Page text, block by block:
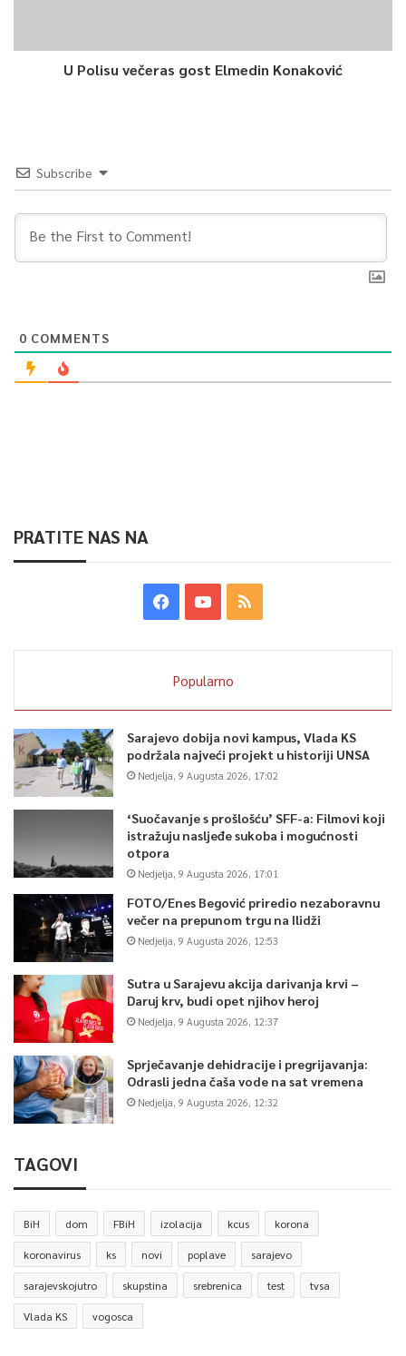
U Polisu večeras gost Elmedin Konaković
Subscribe
0 COMMENTS
PRATITE NAS NA
Popularno
Sarajevo dobija novi kampus, Vlada KS
podržala najveći projekt u historiji UNSA
Nedjelja, 9 Augusta 2026, 17:02
‘Suočavanje s prošlošću’ SFF-a: Filmovi koji
istražuju nasljeđe sukoba i mogućnosti
otpora
Nedjelja, 9 Augusta 2026, 17:01
FOTO/Enes Begović priredio nezaboravnu
večer na prepunom trgu na Ilidži
Nedjelja, 9 Augusta 2026, 12:53
Sutra u Sarajevu akcija darivanja krvi –
Daruj krv, budi opet njihov heroj
Nedjelja, 9 Augusta 2026, 12:37
Sprječavanje dehidracije i pregrijavanja:
Odrasli jedna čaša vode na sat vremena
Nedjelja, 9 Augusta 2026, 12:32
TAGOVI
BiH dom FBiH izolacija kcus korona
koronavirus ks novi poplave sarajevo
sarajevskojutro skupstina srebrenica test tvsa
Vlada KS vogosca